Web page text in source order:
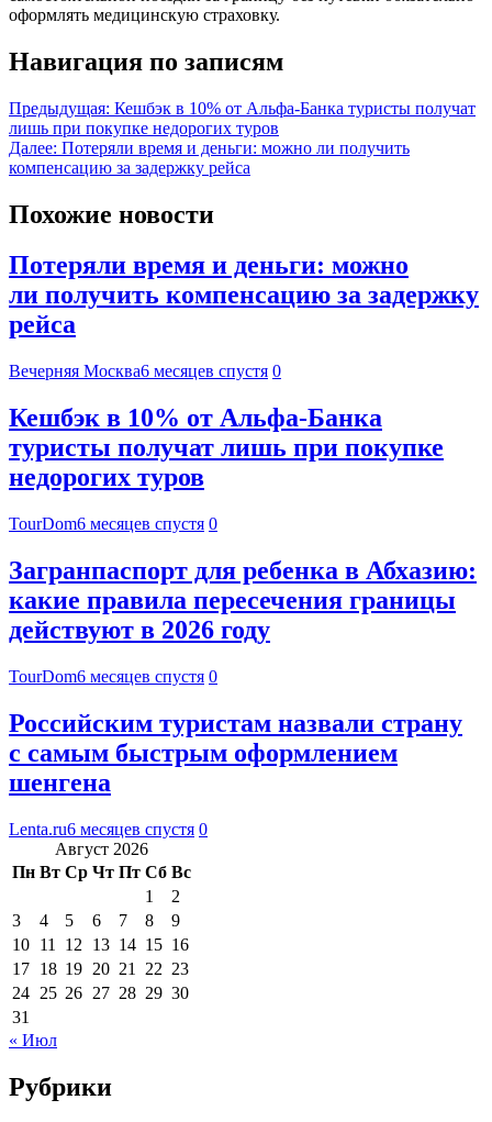
оформлять медицинскую страховку.
Навигация по записям
Предыдущая: Кешбэк в 10% от Альфа-Банка туристы получат
лишь при покупке недорогих туров
Далее: Потеряли время и деньги: можно ли получить
компенсацию за задержку рейса
Похожие новости
Потеряли время и деньги: можно
ли получить компенсацию за задержку
рейса
Вечерняя Москва6 месяцев спустя 0
Кешбэк в 10% от Альфа-Банка
туристы получат лишь при покупке
недорогих туров
TourDom6 месяцев спустя 0
Загранпаспорт для ребенка в Абхазию:
какие правила пересечения границы
действуют в 2026 году
TourDom6 месяцев спустя 0
Российским туристам назвали страну
с самым быстрым оформлением
шенгена
Lenta.ru6 месяцев спустя 0
Август 2026
Пн Вт Ср Чт Пт Сб Вс
1
2
3
4 5 6 7 8
9
10 11 12 13 14 15 16
17 18 19 20 21 22 23
24 25 26 27 28 29 30
31
« Июл
Рубрики